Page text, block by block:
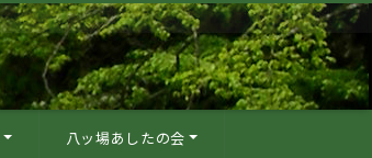
八ッ場あしたの会